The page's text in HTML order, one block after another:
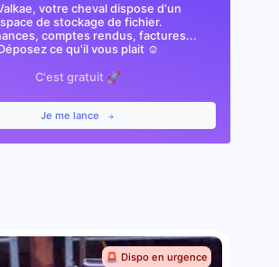
votre cheval dispose d'un
de stockage de fichier.
comptes rendus, factures...
ce qu'il vous plait ☺️
C'est gratuit 🚀
Je me lance
🚨 Dispo en urgence